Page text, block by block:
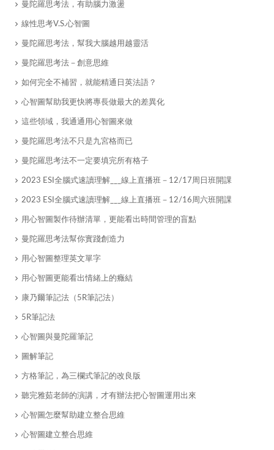
曼陀羅思考法，有助腦力激盪
線性思考V.S.心智圖
曼陀羅思考法，幫我大腦越用越靈活
曼陀羅思考法－創意思維
如何完全不補習，就能精通日英法語？
心智圖幫助我更快將專長做最大的差異化
​這些領域，我通通用心智圖來做
曼陀羅思考法不只是九宮格而已
曼陀羅思考法不一定要填完所有格子
2023 ESI全腦式速讀理解___線上直播班－12/17周日班開課
2023 ESI全腦式速讀理解___線上直播班－12/16周六班開課
用心智圖製作待辦清單，更能看出時間管理的盲點
曼陀羅思考法幫你實踐創造力
​用心智圖整理英文單字
​用心智圖更能看出情緒上的癥結
​康乃爾筆記法（5R筆記法）
​5R筆記法
​心智圖與曼陀羅筆記
​圖解筆記
​方格筆記，為三欄式筆記的改良版
聽完雅茹老師的演講，才有辦法把心智圖運用出來
心智圖怎麼幫助建立整合思維
​心智圖建立整合思維